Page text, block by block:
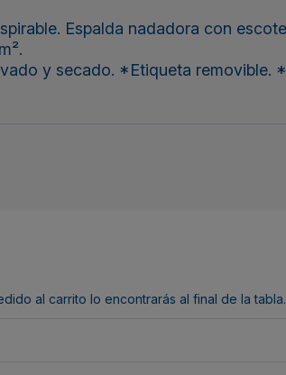
Espalda nadadora con
y secado. *Etiqueta removible.
al carrito lo encontrarás al final de la tabla.